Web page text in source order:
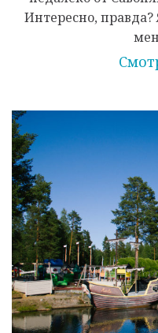
Интересно,